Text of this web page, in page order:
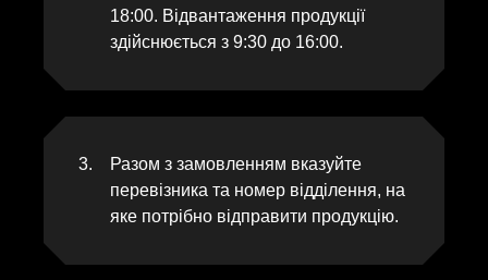
18:00. Відвантаження продукції
здійснюється з 9:30 до 16:00.
Разом з замовленням вказуйте
перевізника та номер відділення, на
яке потрібно відправити продукцію.